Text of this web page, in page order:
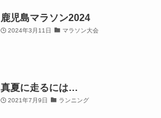
鹿児島マラソン2024
2024年3月11日 マラソン大会
真夏に走るには…
2021年7月9日 ランニング